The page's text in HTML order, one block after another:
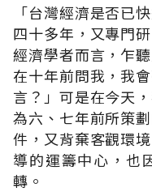
「台灣經濟是否已
四十多年，又專門
經濟學者而言，乍
在十年前問我，我
言？」可是在今天
為六、七年前所策
件，又背棄客觀環
導的運籌中心，也
轉。